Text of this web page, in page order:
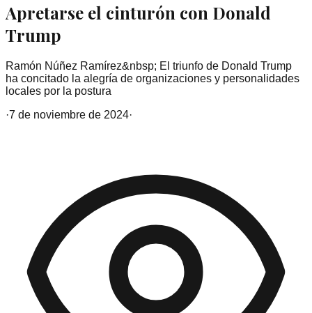
Apretarse el cinturón con Donald
Trump
Ramón Núñez Ramírez&nbsp; El triunfo de Donald Trump
ha concitado la alegría de organizaciones y personalidades
locales por la postura
·7 de noviembre de 2024·